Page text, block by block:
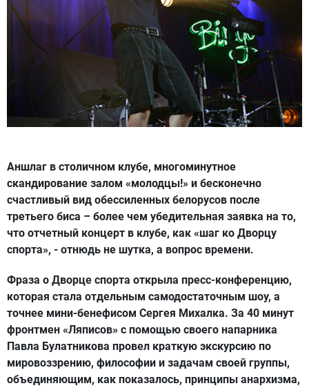
Аншлаг в столичном клубе, многоминутное
скандирование залом «молодцы!» и бесконечно
счастливый вид обессиленных белорусов после
третьего биса – более чем убедительная заявка на то,
что отчетный концерт в клубе, как «шаг ко Дворцу
спорта», - отнюдь не шутка, а вопрос времени.
Фраза о Дворце спорта открыла пресс-конференцию,
которая стала отдельным самодостаточным шоу, а
точнее мини-бенефисом Сергея Михалка. За 40 минут
фронтмен «Ляписов» с помощью своего напарника
Павла Булатникова провел краткую экскурсию по
мировоззрению, философии и задачам своей группы,
объединяющим, как показалось, принципы анархизма,